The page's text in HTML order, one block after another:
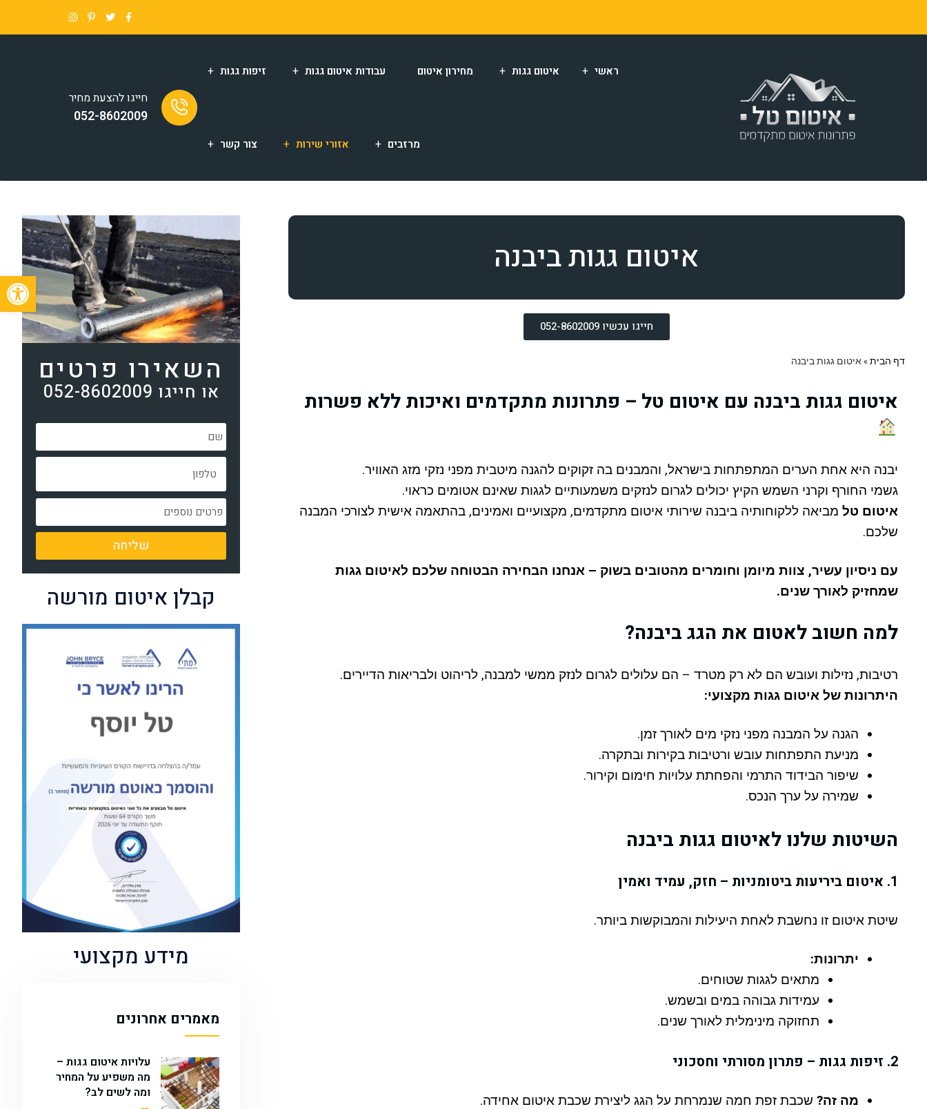
ראשי איטום גגות מחירון איטום עבודות איטום גגות זיפות גגות
מרזבים אזורי שירות צור קשר
חייגו להצעת מחיר
052-8602009
איטום גגות ביבנה
חייגו עכשיו 052-8602009
דף הבית»איטום גגות ביבנה
איטום גגות ביבנה עם איטום טל – פתרונות מתקדמים ואיכות ללא פשרות
יבנה היא אחת הערים המתפתחות בישראל, והמבנים בה זקוקים להגנה מיטבית מפני נזקי מזג האוויר.
גשמי החורף וקרני השמש הקיץ יכולים לגרום לנזקים משמעותיים לגגות שאינם אטומים כראוי.
איטום טל מביאה ללקוחותיה ביבנה שירותי איטום מתקדמים, מקצועיים ואמינים, בהתאמה אישית לצורכי המבנה
שלכם.
עם ניסיון עשיר, צוות מיומן וחומרים מהטובים בשוק – אנחנו הבחירה הבטוחה שלכם לאיטום גגות
שמחזיק לאורך שנים.
למה חשוב לאטום את הגג ביבנה?
רטיבות, נזילות ועובש הם לא רק מטרד – הם עלולים לגרום לנזק ממשי למבנה, לריהוט ולבריאות הדיירים.
היתרונות של איטום גגות מקצועי:
הגנה על המבנה מפני נזקי מים לאורך זמן.
מניעת התפתחות עובש ורטיבות בקירות ובתקרה.
שיפור הבידוד התרמי והפחתת עלויות חימום וקירור.
שמירה על ערך הנכס.
השיטות שלנו לאיטום גגות ביבנה
1. איטום ביריעות ביטומניות – חזק, עמיד ואמין
שיטת איטום זו נחשבת לאחת היעילות והמבוקשות ביותר.
יתרונות:
מתאים לגגות שטוחים.
עמידות גבוהה במים ובשמש.
תחזוקה מינימלית לאורך שנים.
2. זיפות גגות – פתרון מסורתי וחסכוני
מה זה? שכבת זפת חמה שנמרחת על הגג ליצירת שכבת איטום אחידה.
השאירו פרטים
או חייגו 052-8602009
שליחה
קבלן איטום מורשה
מידע מקצועי
מאמרים אחרונים
עלויות איטום גגות –
מה משפיע על המחיר
ומה לשים לב?